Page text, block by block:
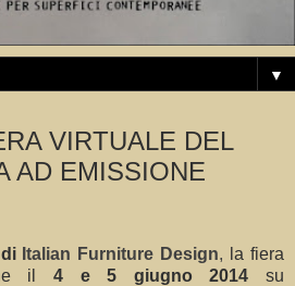
▼
VIRTUALE DEL
AD EMISSIONE
Italian Furniture Design, la fiera
il 4 e 5 giugno 2014 su